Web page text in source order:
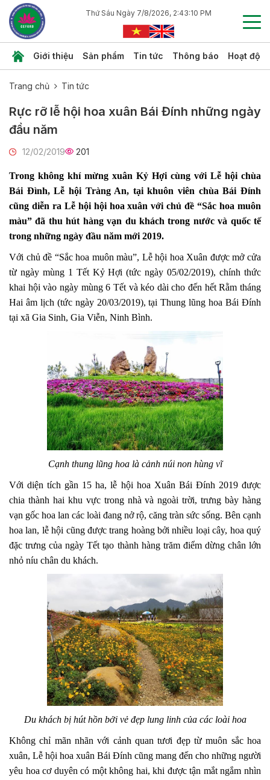
Thứ Sáu Ngày 7/8/2026, 2:43:10 PM
Giới thiệu Sản phẩm Tin tức Thông báo Hoạt
Trang chủ Tin tức
Rực rỡ lễ hội hoa xuân Bái Đính những ngày
đầu năm
12/02/2019 201
Trong không khí mừng xuân Kỷ Hợi cùng với Lễ hội chùa
Bái Đình, Lễ hội Tràng An, tại khuôn viên chùa Bái Đính
cũng diễn ra Lễ hội hội hoa xuân với chủ đề “Sắc hoa muôn
màu” đã thu hút hàng vạn du khách trong nước và quốc tế
trong những ngày đầu năm mới 2019.
Với chủ đề “Sắc hoa muôn màu”, Lễ hội hoa Xuân được mở cửa
từ ngày mùng 1 Tết Kỷ Hợi (tức ngày 05/02/2019), chính thức
khai hội vào ngày mùng 6 Tết và kéo dài cho đến hết Rằm tháng
Hai âm lịch (tức ngày 20/03/2019), tại Thung lũng hoa Bái Đính
tại xã Gia Sinh, Gia Viễn, Ninh Bình.​
Cạnh thung lũng hoa là cảnh núi non hùng vĩ
Với diện tích gần 15 ha, lễ hội hoa Xuân Bái Đính 2019 được
chia thành hai khu vực trong nhà và ngoài trời, trưng bày hàng
vạn gốc hoa lan các loài đang nở rộ, căng tràn sức sống. Bên cạnh
hoa lan, lễ hội cũng được trang hoàng bởi nhiều loại cây, hoa quý
đặc trưng của ngày Tết tạo thành hàng trăm điểm dừng chân lớn
nhỏ níu chân du khách.
Du khách bị hút hồn bởi vẻ đẹp lung linh của các loài hoa
Không chỉ mãn nhãn với cảnh quan tươi đẹp từ muôn sắc hoa
xuân, Lễ hội hoa xuân Bái Đính cũng mang đến cho những người
yêu hoa cơ duyên có một không hai, khi được tận mắt ngắm nhìn